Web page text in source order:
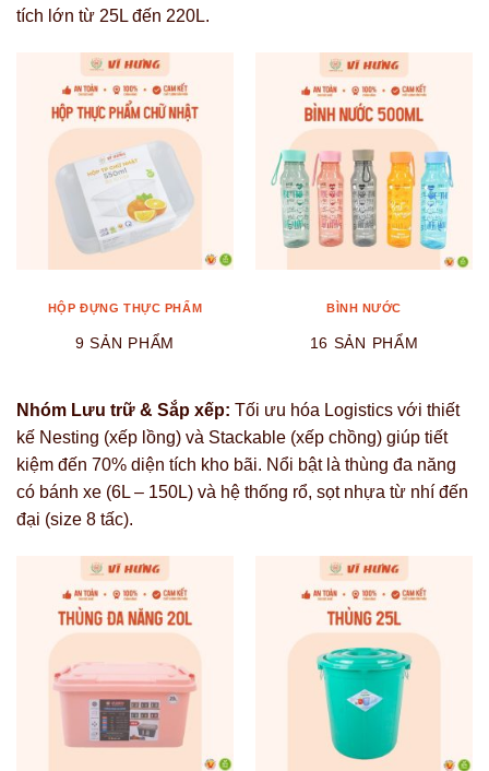
tích lớn từ 25L đến 220L.
HỘP ĐỰNG THỰC PHẨM
9 SẢN PHẨM
BÌNH NƯỚC
16 SẢN PHẨM
Nhóm Lưu trữ & Sắp xếp: Tối ưu hóa Logistics với thiết
kế Nesting (xếp lồng) và Stackable (xếp chồng) giúp tiết
kiệm đến 70% diện tích kho bãi. Nổi bật là thùng đa năng
có bánh xe (6L – 150L) và hệ thống rổ, sọt nhựa từ nhí đến
đại (size 8 tấc).